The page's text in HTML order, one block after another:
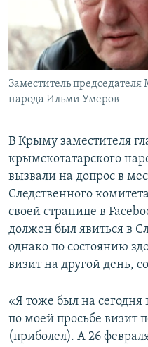
ПОБЕДИТЕЛЕЙ НЕ СУДЯТ?
КРЫМ.НЕПОКОРЕННЫЙ
ELIFBE
УКРАИНСКАЯ ПРОБЛЕМА
ПРИСОЕДИНЯЙТЕСЬ!
Все сайты RFE/RL
Заместитель
народа Ильми Умеров
В Крыму заместителя
крымскотатарского
вызвали на допрос в
Следственного
своей странице в
должен был явиться в
однако по состоянию
визит на другой день,
«Я тоже был на
по моей просьбе визит
(приболел). А 26